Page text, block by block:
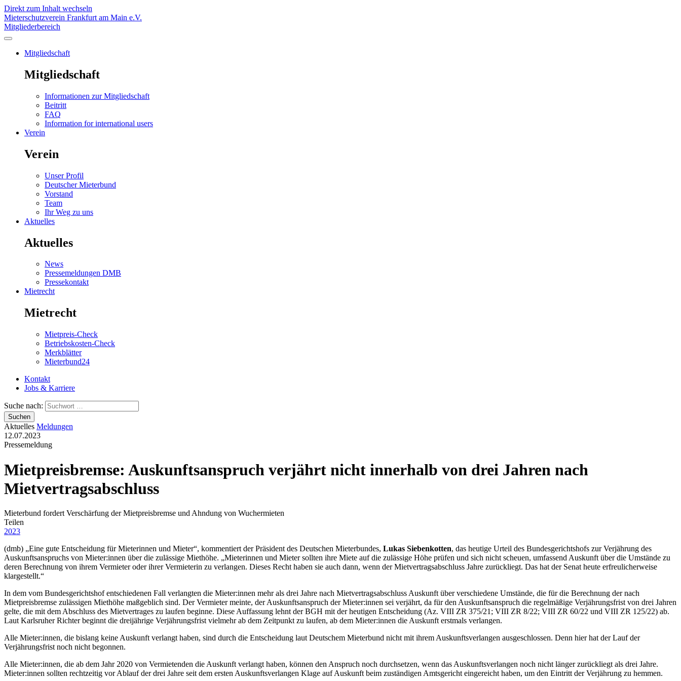
Direkt zum Inhalt wechseln
Mieterschutzverein Frankfurt am Main e.V.
Mitgliederbereich
Mitgliedschaft
Mitgliedschaft
Informationen zur Mitgliedschaft
Beitritt
FAQ
Information for international users
Verein
Verein
Unser Profil
Deutscher Mieterbund
Vorstand
Team
Ihr Weg zu uns
Aktuelles
Aktuelles
News
Pressemeldungen DMB
Pressekontakt
Mietrecht
Mietrecht
Mietpreis-Check
Betriebskosten-Check
Merkblätter
Mieterbund24
Kontakt
Jobs & Karriere
Suche nach:
Suchen
Aktuelles Meldungen
12.07.2023
Pressemeldung
Mietpreisbremse: Auskunftsanspruch verjährt nicht innerhalb von drei Jahren nach
Mietvertragsabschluss
Mieterbund fordert Verschärfung der Mietpreisbremse und Ahndung von Wuchermieten
Teilen
2023
(dmb) „Eine gute Entscheidung für Mieterinnen und Mieter“, kommentiert der Präsident des Deutschen Mieterbundes, Lukas Siebenkotten, das heutige Urteil des Bundesgerichtshofs zur Verjährung des
Auskunftsanspruchs von Mieter:innen über die zulässige Miethöhe. „Mieterinnen und Mieter sollten ihre Miete auf die zulässige Höhe prüfen und sich nicht scheuen, umfassend Auskunft über die Umstände zu
deren Berechnung von ihrem Vermieter oder ihrer Vermieterin zu verlangen. Dieses Recht haben sie auch dann, wenn der Mietvertragsabschluss Jahre zurückliegt. Das hat der Senat heute erfreulicherweise
klargestellt.“
In dem vom Bundesgerichtshof entschiedenen Fall verlangten die Mieter:innen mehr als drei Jahre nach Mietvertragsabschluss Auskunft über verschiedene Umstände, die für die Berechnung der nach
Mietpreisbremse zulässigen Miethöhe maßgeblich sind. Der Vermieter meinte, der Auskunftsanspruch der Mieter:innen sei verjährt, da für den Auskunftsanspruch die regelmäßige Verjährungsfrist von drei Jahren
gelte, die mit dem Abschluss des Mietvertrages zu laufen beginne. Diese Auffassung lehnt der BGH mit der heutigen Entscheidung (Az. VIII ZR 375/21; VIII ZR 8/22; VIII ZR 60/22 und VIII ZR 125/22) ab.
Laut Karlsruher Richter beginnt die dreijährige Verjährungsfrist vielmehr ab dem Zeitpunkt zu laufen, ab dem Mieter:innen die Auskunft erstmals verlangen.
Alle Mieter:innen, die bislang keine Auskunft verlangt haben, sind durch die Entscheidung laut Deutschem Mieterbund nicht mit ihrem Auskunftsverlangen ausgeschlossen. Denn hier hat der Lauf der
Verjährungsfrist noch nicht begonnen.
Alle Mieter:innen, die ab dem Jahr 2020 von Vermietenden die Auskunft verlangt haben, können den Anspruch noch durchsetzen, wenn das Auskunftsverlangen noch nicht länger zurückliegt als drei Jahre.
Mieter:innen sollten rechtzeitig vor Ablauf der drei Jahre seit dem ersten Auskunftsverlangen Klage auf Auskunft beim zuständigen Amtsgericht eingereicht haben, um den Eintritt der Verjährung zu hemmen.